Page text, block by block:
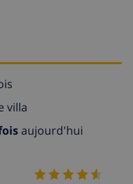
villa
aujourd'hui